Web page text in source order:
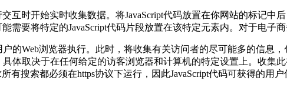
互时开始实时收集数据。将JavaScript代码放置在你网站的标记中
需要将特定的JavaScript代码片段放置在该特定元素内。对于电子
的Web浏览器执行。此时，将收集有关访问者的尽可能多的信息
体取决于在任何给定的访客浏览器和计算机的特定设置上。收集
有搜索都必须在https协议下运行，因此JavaScript代码可获得的用户